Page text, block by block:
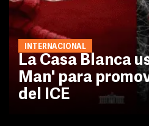
INTERNACIONAL
La Casa Blanca
Man' para
del ICE